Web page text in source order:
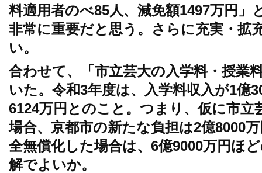
料適用者のべ85人、減免額1497万円
非常に重要だと思う。さらに充実・拡
い。
合わせて、「市立芸大の入学料・授業
いた。令和3年度は、入学料収入が1億
6124万円とのこと。つまり、仮に市立
場合、京都市の新たな負担は2億8000
全無償化した場合は、6億9000万円ほ
解でよいか。